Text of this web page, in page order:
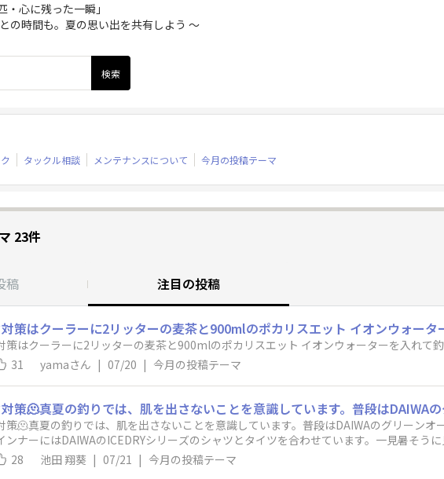
・心に残った一瞬」
の時間も。夏の思い出を共有しよう ～
タックル相談 メンテナンスについて 今月の投稿テーマ
23件
稿 注目の投稿
策はクーラーに2リッターの麦茶と900mlのポカリスエット イオンウォータ
策はクーラーに2リッターの麦茶と900mlのポカリスエット イオンウォーターを入れて
31 yamaさん | 07/20 | 今月の投稿テーマ
策🫠​真夏の釣りでは、肌を出さないことを意識しています。普段はDAIWAのグリーンオ
ンナーにはDAIWAのICEDRYシリーズのシャツとタイツを合わせています。一見暑そう
に感じることも多く、日焼け対策や疲労軽減にもつながっています。もちろん、こまめ
日は「釣ること」よりも「安全に帰ること」を優先するようにしています。皆さんは夏
28 池田 翔葵 | 07/21 | 今月の投稿テーマ